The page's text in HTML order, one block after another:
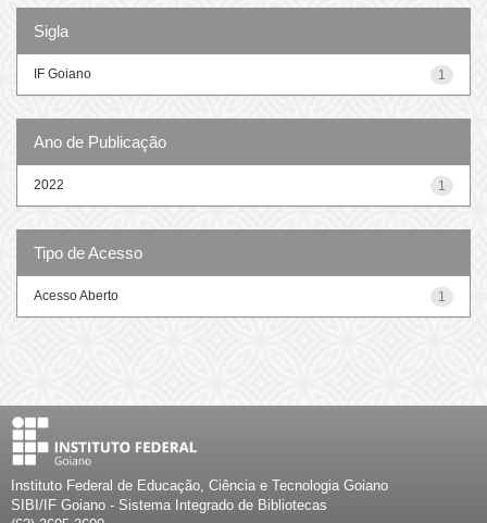
Sigla
1
IF Goiano
Ano de Publicação
1
2022
Tipo de Acesso
1
Acesso Aberto
Instituto Federal de Educação, Ciência e Tecnologia Goiano
SIBI/IF Goiano - Sistema Integrado de Bibliotecas